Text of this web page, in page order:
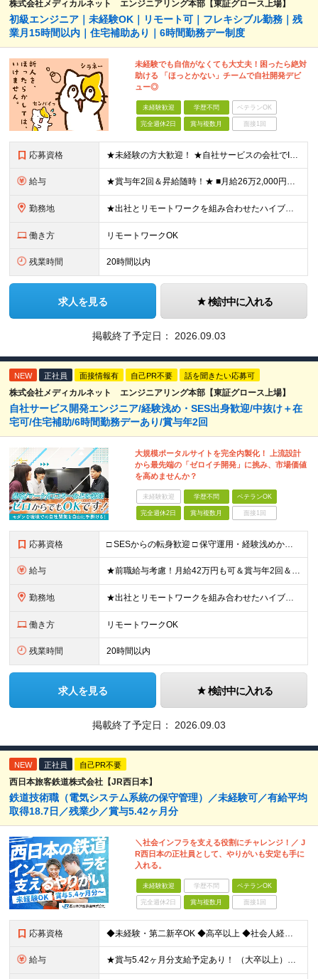
株式会社メディカルネット エンジニアリング本部【東証グロース上場】
初級エンジニア｜未経験OK｜リモート可｜フレキシブル勤務｜残
業月15時間以内｜住宅補助あり｜6時間勤務デー制度
未経験でも自信がなくても大丈夫！困ったら絶対
助ける 「ほっとかない」チームで自社開発デビ
ュー◎
未経験歓迎 学歴不問 ベテランOK
完全週休2日 賞与複数月 面接1回
応募資格 ★未経験の方大歓迎！ ★自社サービスの会社でIT業界デビューを目指しましょう◎ ■学歴不問 ＼以下のような方大歓迎／ ◎ITの仕事に興味がある ◎エンジニアとしてキャリアを築きたい ◎社会貢献性の高
給与 ★賞与年2回＆昇給随時！★ ■月給26万2,000円～33万円＋賞与年2回＋交通費 ※前職の給与やスキルを考慮し決定します ※固定残業代（月45時間分／6万9,000円～8万7,000円）を含みます
勤務地 ★出社とリモートワークを組み合わせたハイブリッド勤務！ ★幡ヶ谷駅から徒歩1分！ 【本社】 東京都渋谷区幡ヶ谷1-34-14 宝ビル3F ※(変更の範囲)上記を除く当社関連勤務地
働き方 リモートワークOK
残業時間 20時間以内
求人を見る 検討中に入れる
掲載終了予定日： 2026.09.03
NEW 正社員 面接情報有 自己PR不要 話を聞きたい応募可
株式会社メディカルネット エンジニアリング本部【東証グロース上場】
自社サービス開発エンジニア/経験浅め・SES出身歓迎/中抜け＋在
宅可/住宅補助/6時間勤務デーあり/賞与年2回
大規模ポータルサイトを完全内製化！ 上流設計
から最先端の「ゼロイチ開発」に挑み、市場価値
を高めませんか？
未経験歓迎 学歴不問 ベテランOK
完全週休2日 賞与複数月 面接1回
応募資格 □ SESからの転身歓迎 □ 保守運用・経験浅めからのチャレンジ歓迎 ■ 学歴不問 ■ 何らかのシステム開発経験をお持ちの方（言語・年数不問） ＜当社で経験できること＞ ・企画、要件定義、設計、実装
給与 ★前職給与考慮！月給42万円も可＆賞与年2回＆昇給随時！★ ■月給29万円～42万円＋賞与年2回＋交通費 ※前職の給与やスキルを考慮し決定します ※固定残業代（月45時間分／7万7,000円～11万
勤務地 ★出社とリモートワークを組み合わせたハイブリッド勤務！ ★幡ヶ谷駅から徒歩1分！ 【本社】 東京都渋谷区幡ヶ谷1-34-14 宝ビル3F ※(変更の範囲)上記を除く当社関連勤務地
働き方 リモートワークOK
残業時間 20時間以内
求人を見る 検討中に入れる
掲載終了予定日： 2026.09.03
NEW 正社員 自己PR不要
西日本旅客鉄道株式会社【JR西日本】
鉄道技術職（電気システム系統の保守管理）／未経験可／有給平均
取得18.7日／残業少／賞与5.42ヶ月分
＼社会インフラを支える役割にチャレンジ！／ J
R西日本の正社員として、やりがいも安定も手に
入れる。
未経験歓迎 学歴不問 ベテランOK
完全週休2日 賞与複数月 面接1回
応募資格 ◆未経験・第二新卒OK ◆高卒以上 ◆社会人経験（就労経験）がある方 └業界・ポジション・年数不問 〈20～30代の社員が多数活躍中！〉 若手からベテランまで、さまざまな方が在籍。 前職経験を活かし
給与 ★賞与5.42ヶ月分支給予定あり！ （大卒以上）月給24万1,692円～39万5,780円＋各種手当＋賞与2回 （高卒以上）月給22万2,662円～39万5,780円＋各種手当＋賞与2回 ※上記は